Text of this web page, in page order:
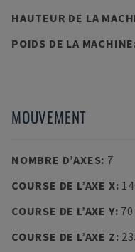
HAUTEUR DE LA
POIDS DE LA MACHINE
MOUVEMENT
NOMBRE D’AXES: 7
COURSE DE L’AXE X:
COURSE DE L’AXE Y:
COURSE DE L’AXE Z: